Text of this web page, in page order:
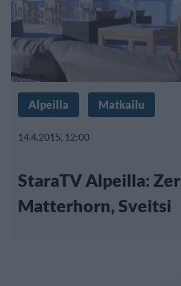
Alpeilla Matkailu
14.4.2015, 12:00
StaraTV Alpeilla:
Matterhorn, Sveitsi